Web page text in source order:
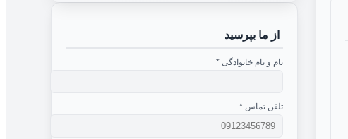
از ما بپرسید
نام و نام خانوادگی *
تلفن تماس *